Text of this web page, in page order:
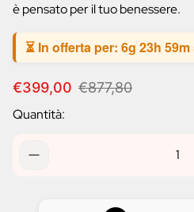
è pensato per il tuo benessere.
⏳ In offerta per: 6g 23h 59m
P
e
€399,00 P
€877,80
Quantità: